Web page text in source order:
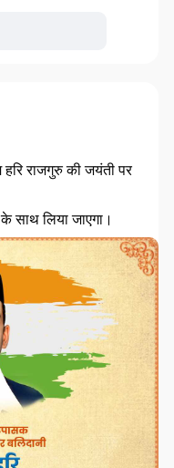
हरि राजगुरु की जयंती पर
साथ लिया जाएगा।